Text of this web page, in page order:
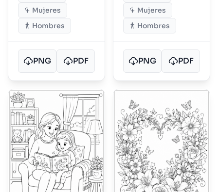
Mujeres
Hombres
PNG PDF
Mujeres
Hombres
PNG PDF